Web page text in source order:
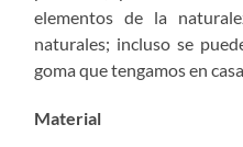
elementos de la
naturales; incluso se
goma que tengamos en casa.
Material